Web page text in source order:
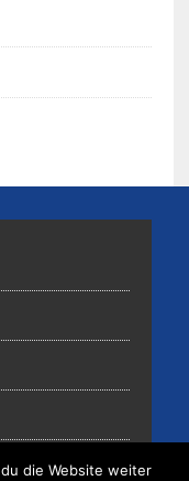
die Website weiter